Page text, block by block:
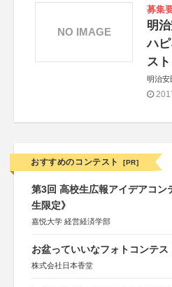
募集
明
ハ
スト
明治安
NO IMAGE
おすすめのコンテスト [PR]
第3回 高校生広報アイデアコン
生限定》
嘉悦大学 経営経済学部
お盆っていいなフォトコンテス
株式会社日本香堂